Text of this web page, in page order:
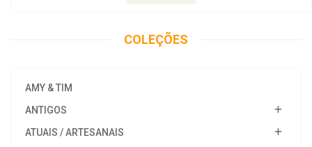
COLEÇÕES
AMY & TIM
ANTIGOS
ATUAIS / ARTESANAIS